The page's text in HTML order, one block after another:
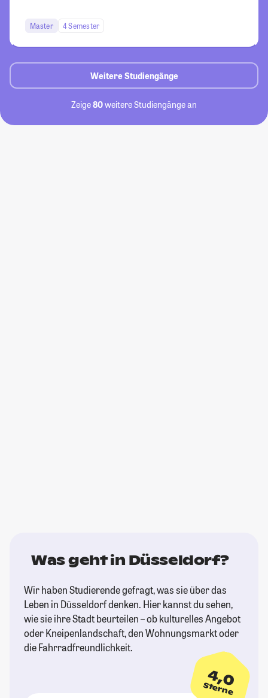
Master 4 Semester
Weitere Studiengänge
Zeige80weitere Studiengänge an
Was geht in Düsseldorf?
Wir haben Studierende gefragt, was sie über das
Leben in Düsseldorf denken. Hier kannst du sehen,
wie sie ihre Stadt beurteilen – ob kulturelles Angebot
oder Kneipenlandschaft, den Wohnungsmarkt oder
die Fahrradfreundlichkeit.
4,0
Sterne